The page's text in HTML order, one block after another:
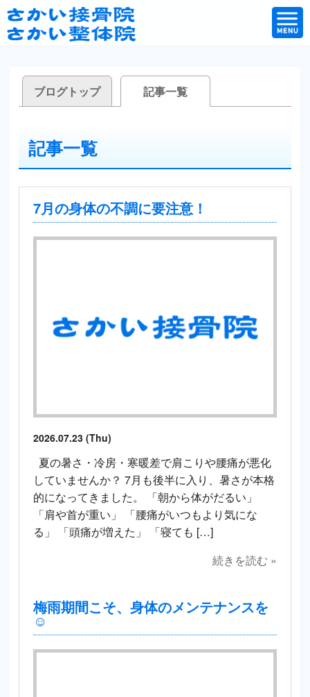
ブログトップ 記事一覧
記事一覧
7月の身体の不調に要注意！
2026.07.23 (Thu)
夏の暑さ・冷房・寒暖差で肩こりや腰痛が悪化
していませんか？ 7月も後半に入り、暑さが本格
的になってきました。 「朝から体がだるい」
「肩や首が重い」 「腰痛がいつもより気にな
る」 「頭痛が増えた」 「寝ても […]
続きを読む »
梅雨期間こそ、身体のメンテナンスを
☺️